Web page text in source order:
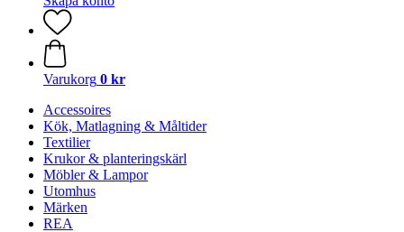
Varukorg 0 kr
Accessoires
Kök, Matlagning & Måltider
Textilier
Krukor & planteringskärl
Möbler & Lampor
Utomhus
Märken
REA